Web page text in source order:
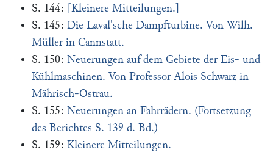
S. 144:
[Kleinere Mitteilungen.]
S. 145: Die Laval'sche Dampfturbine. Von Wilh.
Müller in Cannstatt.
S. 150: Neuerungen auf dem Gebiete der Eis- und
Kühlmaschinen. Von Professor Alois Schwarz in
Mährisch-Ostrau.
S. 155: Neuerungen an Fahrrädern. (Fortsetzung
des Berichtes S. 139 d. Bd.)
S. 159: Kleinere Mitteilungen.